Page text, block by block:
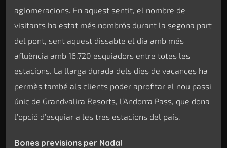
aglomeracions. En aquest sentit, el nombre de
visitants ha estat més nombrós durant la segona part
del pont, sent aquest dissabte el dia amb més
afluència amb 16.720 esquiadors entre totes les
estacions. La llarga durada dels dies de vacances ha
permès també als clients poder aprofitar el nou passi
únic de Grandvalira Resorts, l’Andorra Pass, que dona
l’opció d’esquiar a les tres estacions del país.
Bones previsions per Nadal